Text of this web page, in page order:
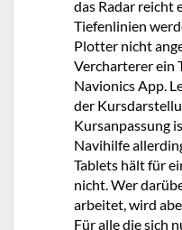
das Radar reicht
Tiefenlinien
Plotter nicht
Vercharterer ein
Navionics App.
der
Kursanpassung
Navihilfe
Tablets hält für
nicht. Wer
arbeitet, wird
Für alle die sich